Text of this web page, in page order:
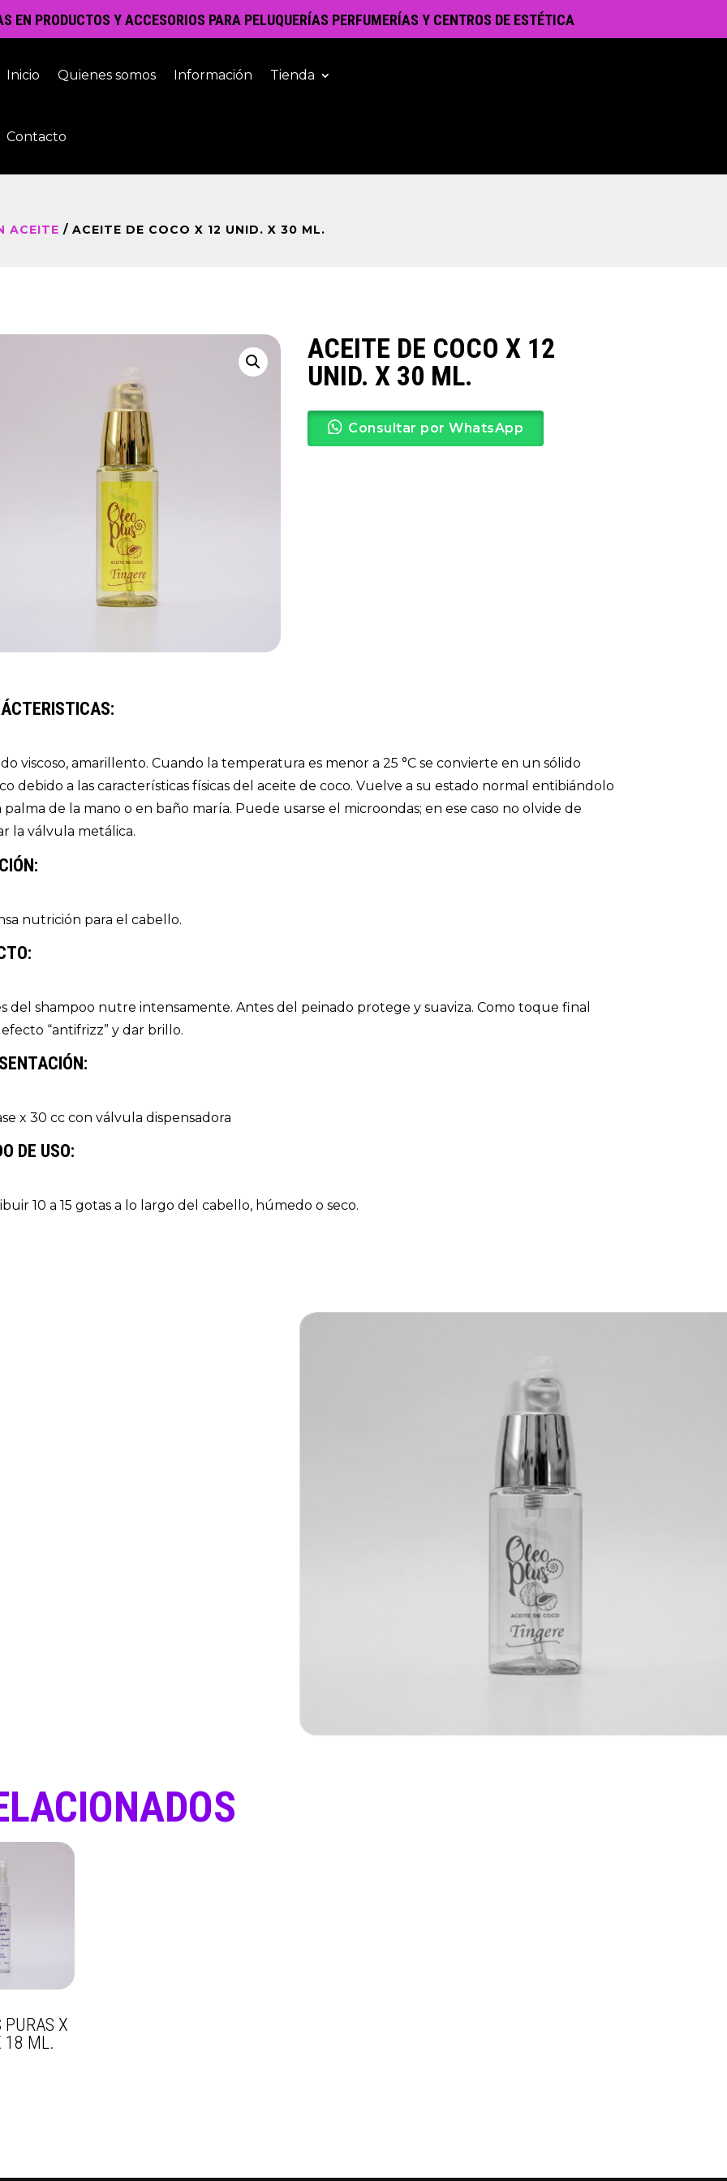
EN PRODUCTOS Y ACCESORIOS PARA PELUQUERÍAS PERFUMERÍAS Y CENTROS DE ESTÉTICA
Inicio Quienes somos Información Tienda
Contacto
ACEITE / ACEITE DE COCO X 12 UNID. X 30 ML.
ACEITE DE COCO X 12
UNID. X 30 ML.
Consultar por WhatsApp
viscoso, amarillento. Cuando la temperatura es menor a 25 °C se convierte en un sólido
debido a las características físicas del aceite de coco. Vuelve a su estado normal entibiándolo
palma de la mano o en baño maría. Puede usarse el microondas; en ese caso no olvide de
la válvula metálica.
nutrición para el cabello.
del shampoo nutre intensamente. Antes del peinado protege y suaviza. Como toque final
“antifrizz” y dar brillo.
x 30 cc con válvula dispensadora
DE USO:
10 a 15 gotas a lo largo del cabello, húmedo o seco.
PURAS X
18 ML.